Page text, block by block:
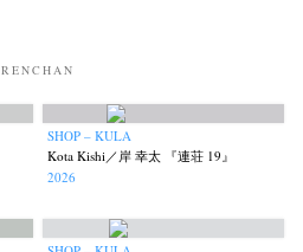
RENCHAN
SHOP – KULA
Kota Kishi／岸 幸太 『連荘 19』
2026